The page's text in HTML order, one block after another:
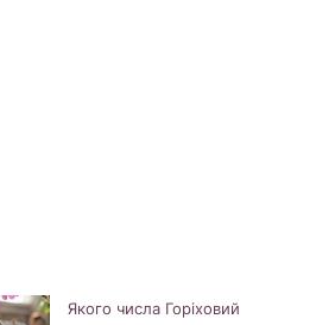
Якого числа Горіховий